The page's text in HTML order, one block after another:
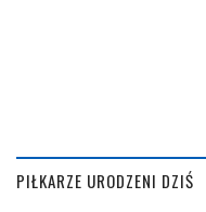
PIŁKARZE URODZENI DZIŚ